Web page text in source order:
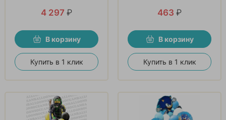
4 297 ₽
В корзину
Купить в 1 клик
463 ₽
В корзину
Купить в 1 клик